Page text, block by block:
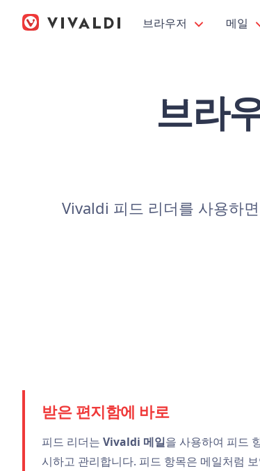
브라우저 메일
브라
Vivaldi 피드 리더를 사용하
받은 편지함에 바로
피드 리더는Vivaldi 메일을 사용하여 피드
시하고 관리합니다. 피드 항목은 메일처럼